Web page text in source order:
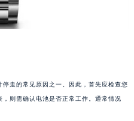
走的常见原因之一。因此，首先应检查您
则需确认电池是否正常工作。通常情况